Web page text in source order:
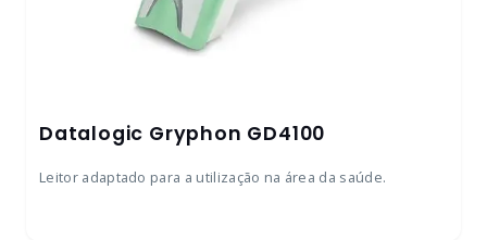
Datalogic Gryphon GD4100
Leitor adaptado para a utilização na área da saúde.